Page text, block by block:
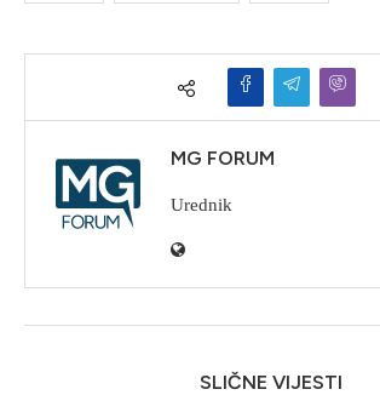
MG FORUM
Urednik
SLIČNE VIJESTI